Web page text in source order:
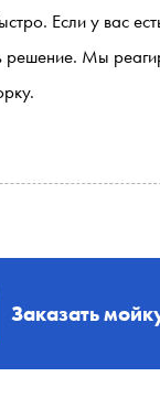
Если у вас
решение. Мы
Заказать